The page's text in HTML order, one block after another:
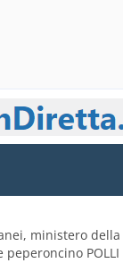
ministero
POLLI